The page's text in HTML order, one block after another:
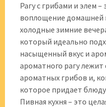
Рагу с грибами и элем
воплощение домашней
холодные зимние
который идеально
насыщенный вкус и
ароматного рагу лежит
ароматных грибов и,
которое придает
Пивная кухня – это